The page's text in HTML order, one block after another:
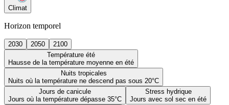
Climat
Horizon temporel
2030 2050
2100
Température été
Hausse de la température moyenne en été
Nuits tropicales
Nuits où la température ne descend pas sous 20°C
Jours de canicule
Jours où la température dépasse 35°C
Stress hydrique
Jours avec sol sec en été